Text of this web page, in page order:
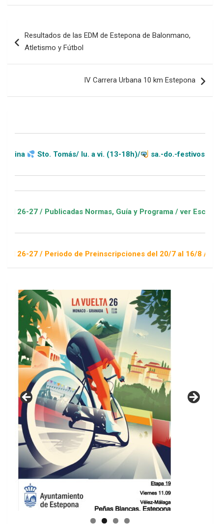
de
Resultados de las EDM de Estepona de Balonmano,
Atletismo y Fútbol
IV Carrera Urbana 10 km Estepona
lu. a vi. (13-18h)/ sa.-do.-festivos (11-20h)
Normas, Guía y Programa / ver Escuelas Deportivas
de Preinscripciones del 20/7 al 16/8 / Sorteo 1 de
GUIA DE INSTALACIONES DEPORTIVAS